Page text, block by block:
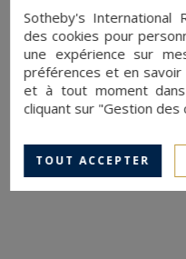
Rez de chaussée :
sur un séjour salon
un bureau. A l'étage,
de bain avec douche
garage, une cave,
nombreux
de panneaux solaires.
Sotheby's International
des cookies pour
une expérience sur
préférences et en savoir
et à tout moment
cliquant sur "Gestion des
TOUT ACCEPTER